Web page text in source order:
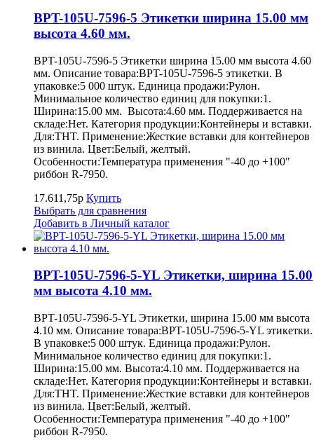
BPT-105U-7596-5 Этикетки ширина 15.00 мм
высота 4.60 мм.
BPT-105U-7596-5 Этикетки ширина 15.00 мм высота 4.60
мм. Описание товара:BPT-105U-7596-5 этикетки. В
упаковке:5 000 штук. Единица продажи:Рулон.
Минимальное количество единиц для покупки:1.
Ширина:15.00 мм. Высота:4.60 мм. Поддерживается на
складе:Нет. Категория продукции:Контейнеры и вставки.
Для:THT. Применение:Жесткие вставки для контейнеров
из винила. Цвет:Белый, желтый.
Особенности:Температура применения "-40 до +100"
риббон R-7950.
17.611,75р Купить
Выбрать для сравнения
Добавить в Личный каталог
BPT-105U-7596-5-YL Этикетки, ширина 15.00
мм высота 4.10 мм.
BPT-105U-7596-5-YL Этикетки, ширина 15.00 мм высота
4.10 мм. Описание товара:BPT-105U-7596-5-YL этикетки.
В упаковке:5 000 штук. Единица продажи:Рулон.
Минимальное количество единиц для покупки:1.
Ширина:15.00 мм. Высота:4.10 мм. Поддерживается на
складе:Нет. Категория продукции:Контейнеры и вставки.
Для:THT. Применение:Жесткие вставки для контейнеров
из винила. Цвет:Белый, желтый.
Особенности:Температура применения "-40 до +100"
риббон R-7950.